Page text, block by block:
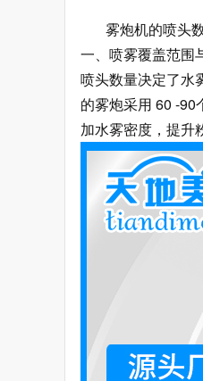
雾炮机的喷头
一、喷雾覆盖范围
喷头数量决定了水
的雾炮采用 60 -
加水雾密度，提升